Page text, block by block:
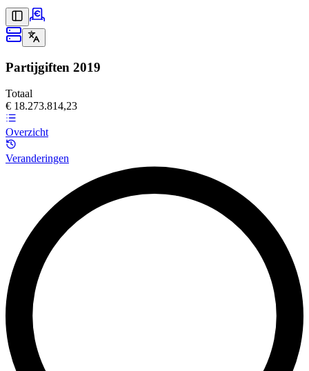
Partijgiften 2019
Totaal
€ 18.273.814,23
Overzicht
Veranderingen